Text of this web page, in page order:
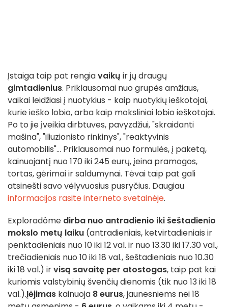
Įstaiga taip pat rengiavaikų ir jų draugų
gimtadienius. Priklausomai nuo grupės amžiaus,
vaikai leidžiasi į nuotykius - kaip nuotykių ieškotojai,
kurie ieško lobio, arba kaip moksliniai lobio ieškotojai.
Po to jie įveikia dirbtuves, pavyzdžiui, "skraidanti
mašina", "iliuzionisto rinkinys", "reaktyvinis
automobilis"... Priklausomai nuo formulės, į paketą,
kainuojantį nuo 170 iki 245 eurų, įeina pramogos,
tortas, gėrimai ir saldumynai. Tėvai taip pat gali
atsinešti savo vėlyvuosius pusryčius. Daugiau
informacijos rasite interneto svetainėje.
Exploradôme dirba nuo antradienio iki šeštadienio
mokslo metų laiku (antradieniais, ketvirtadieniais ir
penktadieniais nuo 10 iki 12 val. ir nuo 13.30 iki 17.30 val.,
trečiadieniais nuo 10 iki 18 val., šeštadieniais nuo 10.30
iki 18 val.) irvisą savaitę per atostogas, taip pat kai
kuriomis valstybinių švenčių dienomis (tik nuo 13 iki 18
val.).Įėjimas kainuoja 8 eurus, jaunesniems nei 18